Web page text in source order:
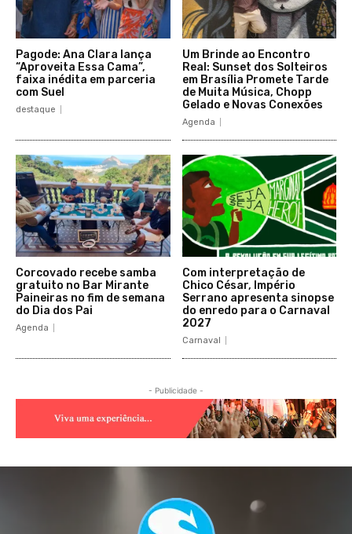
Pagode: Ana Clara lança
“Aproveita Essa Cama”,
faixa inédita em parceria
com Suel
destaque
Um Brinde ao Encontro
Real: Sunset dos Solteiros
em Brasília Promete Tarde
de Muita Música, Chopp
Gelado e Novas Conexões
Agenda
Corcovado recebe samba
gratuito no Bar Mirante
Paineiras no fim de semana
do Dia dos Pai
Agenda
Com interpretação de
Chico César, Império
Serrano apresenta sinopse
do enredo para o Carnaval
2027
Carnaval
- Publicidade -